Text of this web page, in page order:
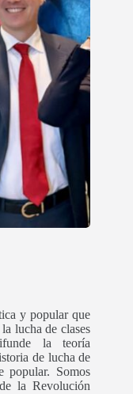
y popular que
lucha de clases
la teoría
de lucha de
popular. Somos
la Revolución